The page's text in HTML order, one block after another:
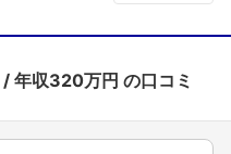
年収320万円 の口コミ